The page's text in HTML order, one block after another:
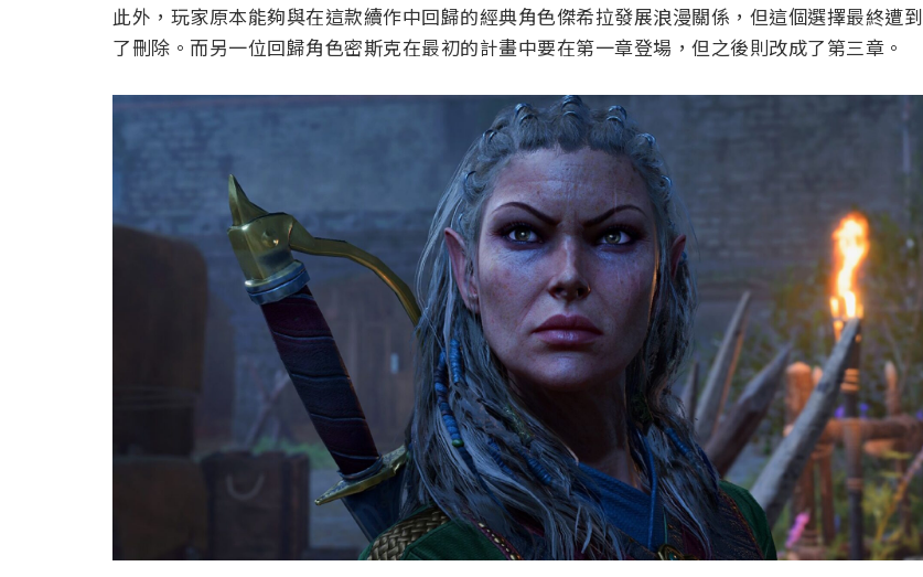
此外，玩家原本能夠與在這款續作中回歸的經典角色傑希拉發展浪漫關係，但這個選擇最終遭到
了刪除。而另一位回歸角色密斯克在最初的計畫中要在第一章登場，但之後則改成了第三章。